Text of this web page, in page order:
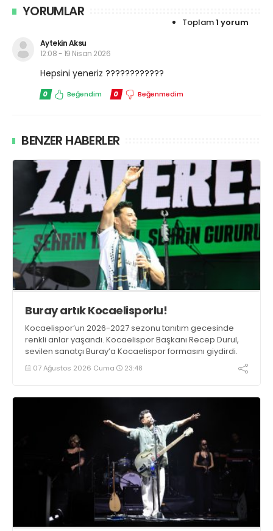
YORUMLAR
Toplam1 yorum
Aytekin Aksu
12:08 - 19 Nisan 2026
Hepsini yeneriz ????????????
0 Beğendim 0 Beğenmedim
BENZER HABERLER
Buray artık Kocaelisporlu!
Kocaelispor’un 2026-2027 sezonu tanıtım gecesinde
renkli anlar yaşandı. Kocaelispor Başkanı Recep Durul,
sevilen sanatçı Buray’a Kocaelispor formasını giydirdi.
07 Ağustos 2026 Cuma 23:48